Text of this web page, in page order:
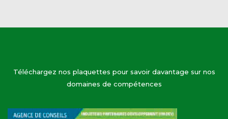
Téléchargez nos plaquettes pour savoir davantage sur nos
domaines de compétences